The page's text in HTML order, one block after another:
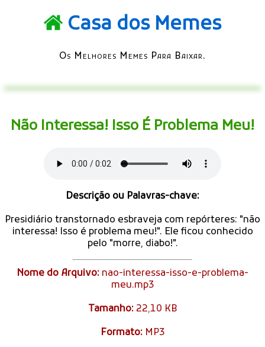
Casa dos Memes
Os Melhores Memes Para Baixar.
Não Interessa! Isso É Problema Meu!
Descrição ou Palavras-chave:
Presidiário transtornado esbraveja com repórteres: "não
interessa! Isso é problema meu!". Ele ficou conhecido
pelo "morre, diabo!".
Nome do Arquivo: nao-interessa-isso-e-problema-
meu.mp3
Tamanho:22,10 KB
Formato:MP3